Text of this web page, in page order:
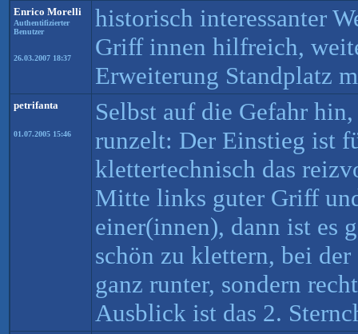
Enrico Morelli
Authentifizierter
Benutzer
26.03.2007 18:37
historisch interessanter
Griff innen hilfreich,
Erweiterung Standplatz
petrifanta
01.07.2005 15:46
Selbst auf die Gefahr
runzelt: Der Einstieg ist
klettertechnisch das
Mitte links guter Griff
einer(innen), dann ist es
schön zu klettern, bei
ganz runter, sondern
Ausblick ist das 2.